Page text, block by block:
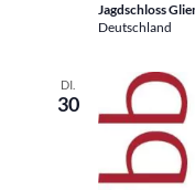
Jagdschloss
Deutschland
DI.
30